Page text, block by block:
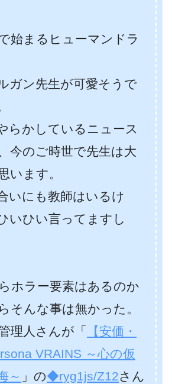
始まるヒューマンドラ
ガン先生が可愛そうで
らかしているニュース
今のご時世で先生は大
います。
いにも教師はいるけ
いひい言ってますし
ホラー要素はあるのか
そんな事は無かった。
理人さんが「
【安価・
VRAINS ～心の仮
～ 」の◆ryg1js/Z12さん